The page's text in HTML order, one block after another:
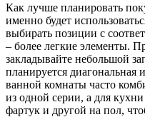
Как лучше планировать
именно будет
выбирать позиции с
– более легкие элементы.
закладывайте небольшой
планируется диагональная
ванной комнаты часто
из одной серии, а для
фартук и другой на пол,